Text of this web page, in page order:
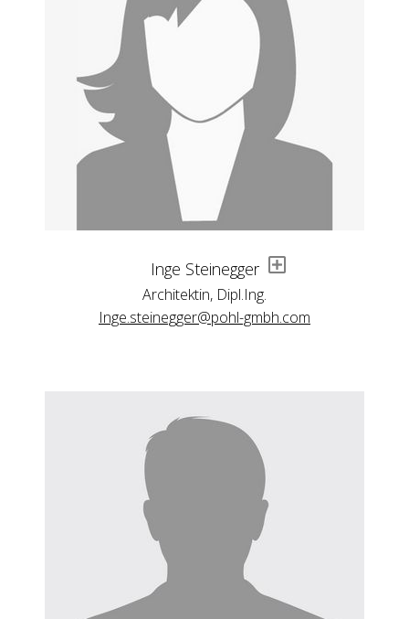
Inge Steinegger
Architektin, Dipl.Ing.
Inge.steinegger@pohl-gmbh.com